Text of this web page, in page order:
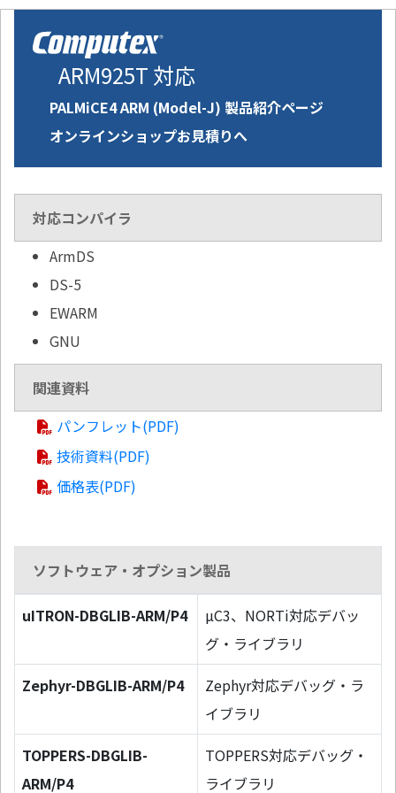
ARM925T 対応
PALMiCE4 ARM (Model-J) 製品紹介ページ
オンラインショップお見積りへ
対応コンパイラ
ArmDS
DS-5
EWARM
GNU
関連資料
パンフレット(PDF)
技術資料(PDF)
価格表(PDF)
ソフトウェア・オプション製品
uITRON-DBGLIB-ARM/P4
µC3、NORTi対応デバッ
グ・ライブラリ
Zephyr-DBGLIB-ARM/P4
Zephyr対応デバッグ・ラ
イブラリ
TOPPERS-DBGLIB-
ARM/P4
TOPPERS対応デバッグ・
ライブラリ